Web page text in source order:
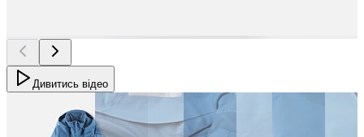
Дивитись відео